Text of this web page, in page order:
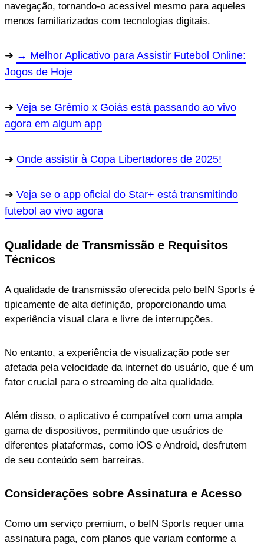
navegação, tornando-o acessível mesmo para aqueles
menos familiarizados com tecnologias digitais.
→ Melhor Aplicativo para Assistir Futebol Online:
Jogos de Hoje
Veja se Grêmio x Goiás está passando ao vivo
agora em algum app
Onde assistir à Copa Libertadores de 2025!
Veja se o app oficial do Star+ está transmitindo
futebol ao vivo agora
Qualidade de Transmissão e Requisitos
Técnicos
A qualidade de transmissão oferecida pelo beIN Sports é
tipicamente de alta definição, proporcionando uma
experiência visual clara e livre de interrupções.
No entanto, a experiência de visualização pode ser
afetada pela velocidade da internet do usuário, que é um
fator crucial para o streaming de alta qualidade.
Além disso, o aplicativo é compatível com uma ampla
gama de dispositivos, permitindo que usuários de
diferentes plataformas, como iOS e Android, desfrutem
de seu conteúdo sem barreiras.
Considerações sobre Assinatura e Acesso
Como um serviço premium, o beIN Sports requer uma
assinatura paga, com planos que variam conforme a